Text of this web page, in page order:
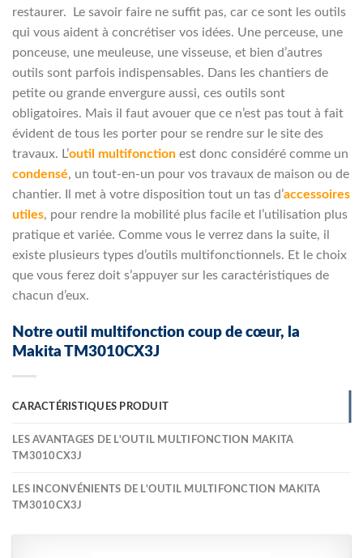
restaurer. Le savoir faire ne suffit pas, car ce sont les outils
qui vous aident à concrétiser vos idées. Une perceuse, une
ponceuse, une meuleuse, une visseuse, et bien d’autres
outils sont parfois indispensables. Dans les chantiers de
petite ou grande envergure aussi, ces outils sont
obligatoires. Mais il faut avouer que ce n’est pas tout à fait
évident de tous les porter pour se rendre sur le site des
travaux. L’outil multifonction est donc considéré comme un
condensé, un tout-en-un pour vos travaux de maison ou de
chantier. Il met à votre disposition tout un tas d’accessoires
utiles, pour rendre la mobilité plus facile et l’utilisation plus
pratique et variée. Comme vous le verrez dans la suite, il
existe plusieurs types d’outils multifonctionnels. Et le choix
que vous ferez doit s’appuyer sur les caractéristiques de
chacun d’eux.
Notre outil multifonction coup de cœur, la
Makita TM3010CX3J
CARACTÉRISTIQUES PRODUIT
LES AVANTAGES DE L'OUTIL MULTIFONCTION MAKITA
TM3010CX3J
LES INCONVÉNIENTS DE L'OUTIL MULTIFONCTION MAKITA
TM3010CX3J